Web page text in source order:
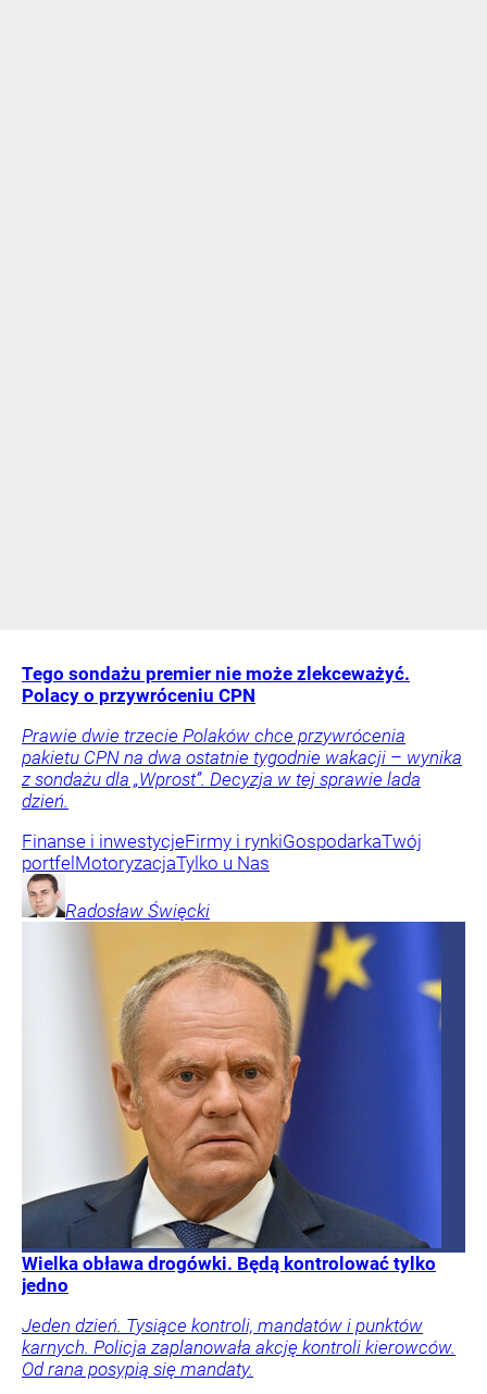
Tego sondażu premier nie może zlekceważyć.
Polacy o przywróceniu CPN
Prawie dwie trzecie Polaków chce przywrócenia
pakietu CPN na dwa ostatnie tygodnie wakacji – wynika
z sondażu dla „Wprost”. Decyzja w tej sprawie lada
dzień.
Finanse i inwestycjeFirmy i rynkiGospodarkaTwój
portfelMotoryzacjaTylko u Nas
Radosław Święcki
Wielka obława drogówki. Będą kontrolować tylko
jedno
Jeden dzień. Tysiące kontroli, mandatów i punktów
karnych. Policja zaplanowała akcję kontroli kierowców.
Od rana posypią się mandaty.